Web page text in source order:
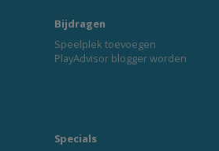
Bijdragen
Speelplek toevoegen
PlayAdvisor blogger worden
Specials